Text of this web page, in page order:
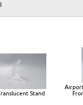
Stand